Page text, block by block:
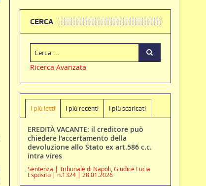
CERCA
Ricerca Avanzata
I più letti I più recenti I più scaricati
EREDITÀ VACANTE: il creditore può
chiedere l’accertamento della
devoluzione allo Stato ex art.586 c.c.
intra vires
Sentenza | Tribunale di Napoli, Giudice Lucia
Esposito | n.1324 | 28.01.2026